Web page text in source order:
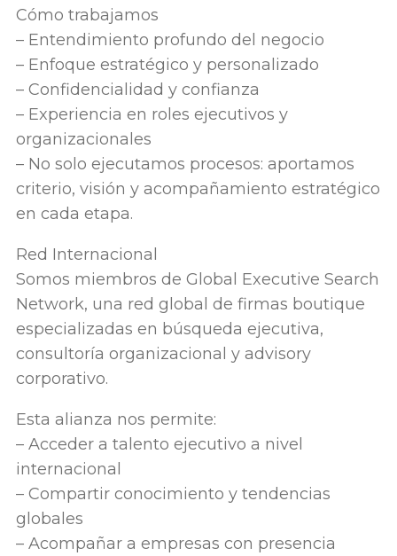
Cómo trabajamos
– Entendimiento profundo del negocio
– Enfoque estratégico y personalizado
– Confidencialidad y confianza
– Experiencia en roles ejecutivos y
organizacionales
– No solo ejecutamos procesos: aportamos
criterio, visión y acompañamiento estratégico
en cada etapa.
Red Internacional
Somos miembros de Global Executive Search
Network, una red global de firmas boutique
especializadas en búsqueda ejecutiva,
consultoría organizacional y advisory
corporativo.
Esta alianza nos permite:
– Acceder a talento ejecutivo a nivel
internacional
– Compartir conocimiento y tendencias
globales
– Acompañar a empresas con presencia